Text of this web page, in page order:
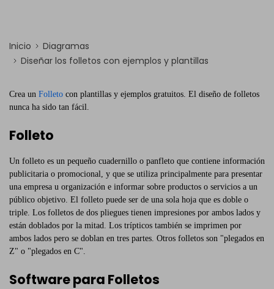
Inicio
Diagramas
Diseñar los folletos con ejemplos y plantillas
Crea un Folleto con plantillas y ejemplos gratuitos. El diseño de folletos
nunca ha sido tan fácil.
Folleto
Un folleto es un pequeño cuadernillo o panfleto que contiene información
publicitaria o promocional, y que se utiliza principalmente para presentar
una empresa u organización e informar sobre productos o servicios a un
público objetivo. El folleto puede ser de una sola hoja que es doble o
triple. Los folletos de dos pliegues tienen impresiones por ambos lados y
están doblados por la mitad. Los trípticos también se imprimen por
ambos lados pero se doblan en tres partes. Otros folletos son "plegados en
Z" o "plegados en C".
Software para Folletos